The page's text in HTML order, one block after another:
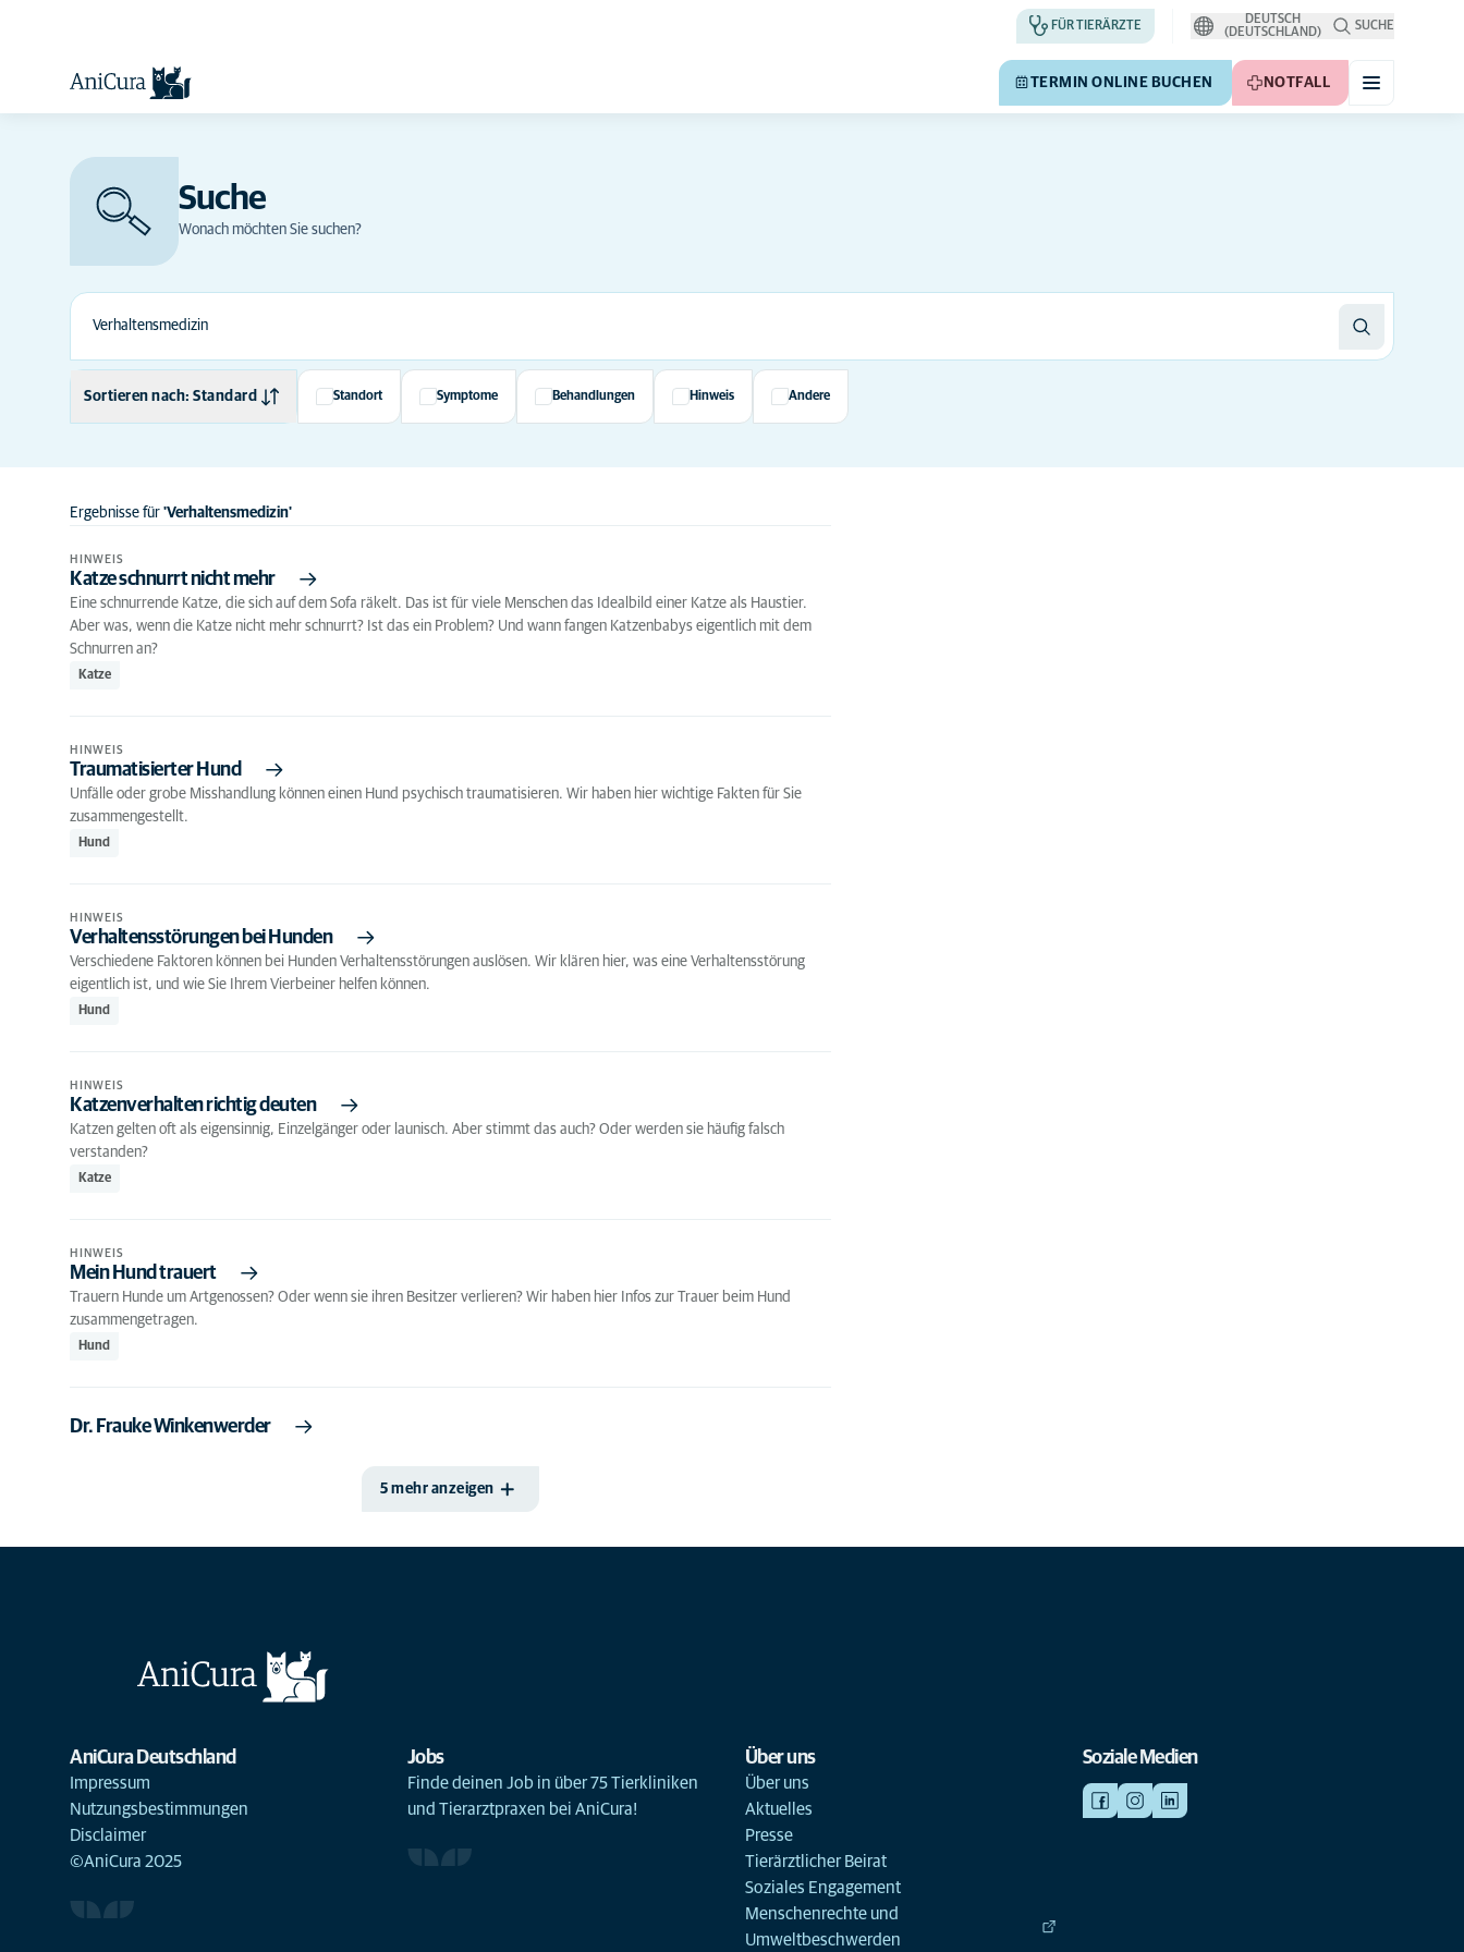
FÜR TIERÄRZTE
DEUTSCH
(DEUTSCHLAND)
SUCHE
TERMIN ONLINE BUCHEN NOTFALL
Suche
Wonach möchten Sie suchen?
Sortieren nach: Standard Standort Symptome Behandlungen Hinweis Andere
Ergebnisse für 'Verhaltensmedizin'
HINWEIS
Katze schnurrt nicht mehr
Eine schnurrende Katze, die sich auf dem Sofa räkelt. Das ist für viele Menschen das Idealbild einer Katze als Haustier.
Aber was, wenn die Katze nicht mehr schnurrt? Ist das ein Problem? Und wann fangen Katzenbabys eigentlich mit dem
Schnurren an?
Katze
HINWEIS
Traumatisierter Hund
Unfälle oder grobe Misshandlung können einen Hund psychisch traumatisieren. Wir haben hier wichtige Fakten für Sie
zusammengestellt.
Hund
HINWEIS
Verhaltensstörungen bei Hunden
Verschiedene Faktoren können bei Hunden Verhaltensstörungen auslösen. Wir klären hier, was eine Verhaltensstörung
eigentlich ist, und wie Sie Ihrem Vierbeiner helfen können.
Hund
HINWEIS
Katzenverhalten richtig deuten
Katzen gelten oft als eigensinnig, Einzelgänger oder launisch. Aber stimmt das auch? Oder werden sie häufig falsch
verstanden?
Katze
HINWEIS
Mein Hund trauert
Trauern Hunde um Artgenossen? Oder wenn sie ihren Besitzer verlieren? Wir haben hier Infos zur Trauer beim Hund
zusammengetragen.
Hund
Dr. Frauke Winkenwerder
5 mehr anzeigen
AniCura Deutschland
Impressum
Nutzungsbestimmungen
Disclaimer
©AniCura 2025
Jobs
Finde deinen Job in über 75 Tierkliniken
und Tierarztpraxen bei AniCura!
Über uns
Über uns
Aktuelles
Presse
Tierärztlicher Beirat
Soziales Engagement
Menschenrechte und
Umweltbeschwerden
Soziale Medien